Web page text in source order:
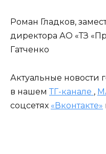
Роман Гладков,
директора АО «ТЗ
Гатченко
Актуальные новости
в нашем ТГ-канале ,
соцсетях «Вконтакте»